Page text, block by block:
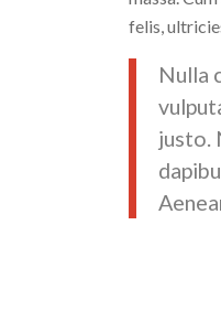
felis,
Nulla
justo.